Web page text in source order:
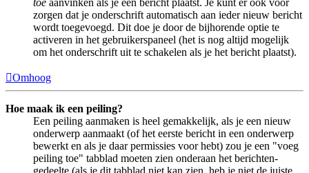
toe aanvinken als je een bericht plaatst. Je kunt er ook voor
zorgen dat je onderschrift automatisch aan ieder nieuw bericht
wordt toegevoegd. Dit doe je door de bijhorende optie te
activeren in het gebruikerspaneel (het is nog altijd mogelijk
om het onderschrift uit te schakelen als je het bericht plaatst).
Omhoog
Hoe maak ik een peiling?
Een peiling aanmaken is heel gemakkelijk, als je een nieuw
onderwerp aanmaakt (of het eerste bericht in een onderwerp
bewerkt en als je daar permissies voor hebt) zou je een "voeg
peiling toe" tabblad moeten zien onderaan het berichten-